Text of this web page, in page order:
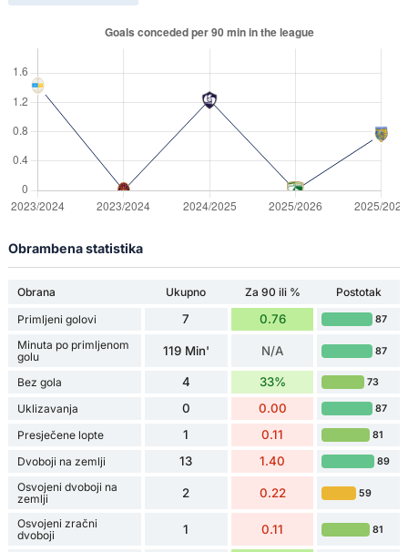
Obrambena statistika
Obrana Ukupno Za 90 ili %
Postotak
Primljeni golovi
7 0.76 87
Minuta po primljenom
golu
119 Min' N/A 87
Bez gola 4 33% 73
Uklizavanja 0 0.00 87
Presječene lopte 1 0.11 81
Dvoboji na zemlji 13 1.40 89
Osvojeni dvoboji na
zemlji
2 0.22 59
Osvojeni zračni
dvoboji
1 0.11 81